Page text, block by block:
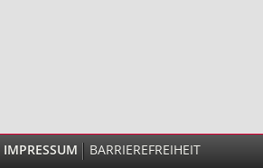
IMPRESSUM BARRIEREFREIHEIT